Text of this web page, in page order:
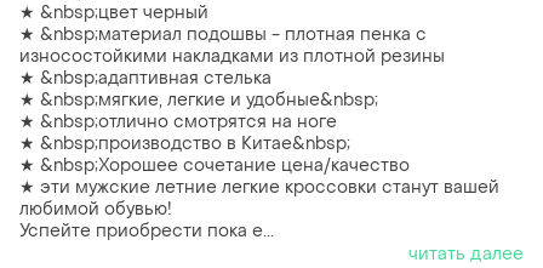
★ &nbsp;цвет черный
★ &nbsp;материал подошвы - плотная пенка с
износостойкими накладками из плотной резины
★ &nbsp;адаптивная стелька
★ &nbsp;мягкие, легкие и удобные&nbsp;
★ &nbsp;отлично смотрятся на ноге
★ &nbsp;производство в Китае&nbsp;
★ &nbsp;Хорошее сочетание цена/качество
★ эти мужские летние легкие кроссовки станут вашей
любимой обувью!
Успейте приобрести пока е...
читать далее